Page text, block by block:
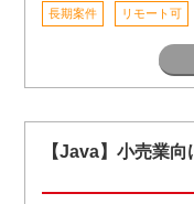
長期案件 リモート可
【Java】小売業